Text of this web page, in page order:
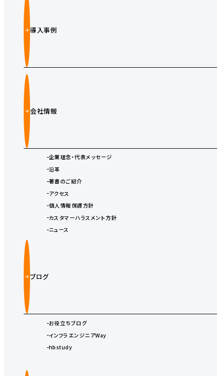
導入事例
会社情報
企業理念・代表メッセージ
沿革
著書のご紹介
アクセス
個人情報保護方針
カスタマーハラスメント方針
ニュース
ブログ
お役立ちブログ
インフラエンジニアWay
hbstudy